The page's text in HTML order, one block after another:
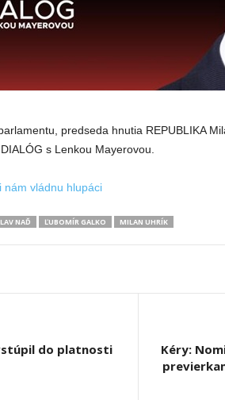
predseda hnutia REPUBLIKA
s Lenkou Mayerovou.
nám vládnu hlupáci
NAĎ ĽUBOMÍR GALKO MILAN UHRÍK
do platnosti
Kéry: